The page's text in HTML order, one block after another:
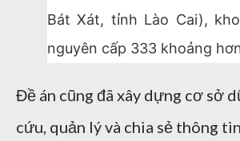
Bát Xát, tỉnh Lào Cai),
nguyên cấp 333 khoảng
Đề án cũng đã xây dựng cơ sở
cứu, quản lý và chia sẻ thông